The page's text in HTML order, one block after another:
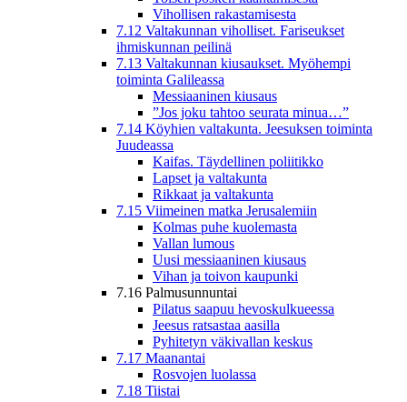
Vihollisen rakastamisesta
7.12 Valtakunnan viholliset. Fariseukset
ihmiskunnan peilinä
7.13 Valtakunnan kiusaukset. Myöhempi
toiminta Galileassa
Messiaaninen kiusaus
”Jos joku tahtoo seurata minua…”
7.14 Köyhien valtakunta. Jeesuksen toiminta
Juudeassa
Kaifas. Täydellinen poliitikko
Lapset ja valtakunta
Rikkaat ja valtakunta
7.15 Viimeinen matka Jerusalemiin
Kolmas puhe kuolemasta
Vallan lumous
Uusi messiaaninen kiusaus
Vihan ja toivon kaupunki
7.16 Palmusunnuntai
Pilatus saapuu hevoskulkueessa
Jeesus ratsastaa aasilla
Pyhitetyn väkivallan keskus
7.17 Maanantai
Rosvojen luolassa
7.18 Tiistai